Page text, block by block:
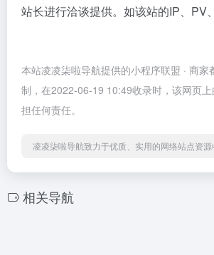
站长进行洽谈提供。如该站的IP、PV
本站凌凌柒啦导航提供的小程序联盟 · 商
制，在2022-06-19 10:49收录时，该网页
担任何责任。
凌凌柒啦导航致力于优质、实用的网络站点资源
相关导航